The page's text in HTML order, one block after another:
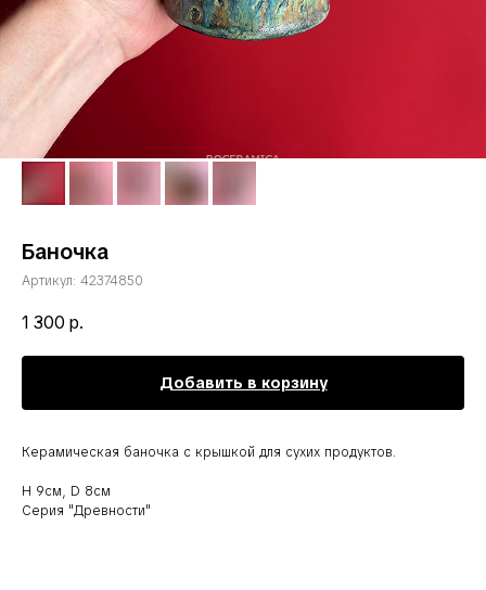
Баночка
Артикул: 42374850
1 300 р.
Добавить в корзину
Керамическая баночка с крышкой для сухих продуктов.
H 9см, D 8см
Серия "Древности"